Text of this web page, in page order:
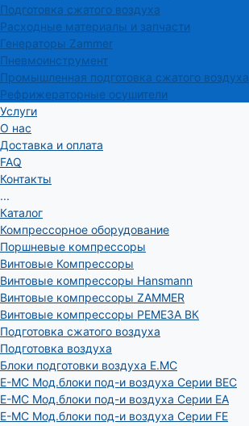
Подготовка сжатого воздуха
Расходные материалы и запчасти
Генераторы Zammer
Пневмоинструмент
Промышленная подготовка сжатого воздуха
Рефрижераторные осушители
Услуги
О нас
Доставка и оплата
FAQ
Контакты
...
Каталог
Компрессорное оборудование
Поршневые компрессоры
Винтовые Компрессоры
Винтовые компрессоры Hansmann
Винтовые компрессоры ZAMMER
Винтовые компрессоры РЕМЕЗА ВК
Подготовка сжатого воздуха
Подготовка воздуха
Блоки подготовки воздуха E.MC
E-MC Мод.блоки под-и воздуха Серии BEC
E-MC Мод.блоки под-и воздуха Серии EA
E-MC Мод.блоки под-и воздуха Серии FE